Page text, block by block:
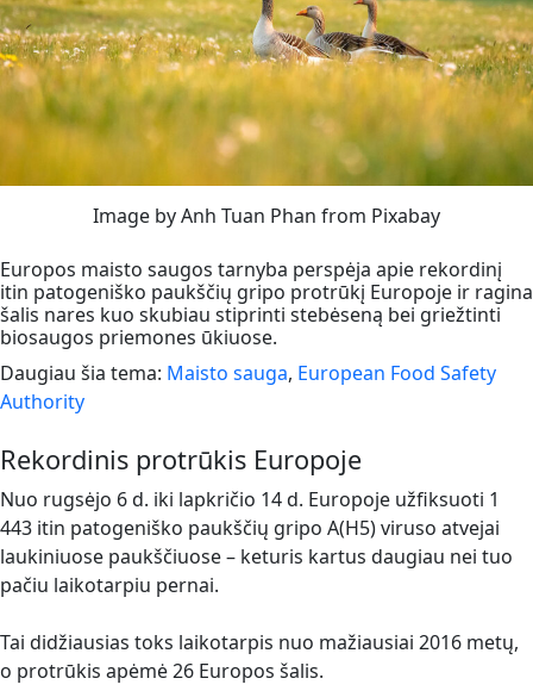
Image by Anh Tuan Phan from Pixabay
Europos maisto saugos tarnyba perspėja apie rekordinį
itin patogeniško paukščių gripo protrūkį Europoje ir ragina
šalis nares kuo skubiau stiprinti stebėseną bei griežtinti
biosaugos priemones ūkiuose.
Daugiau šia tema: Maisto sauga, European Food Safety
Authority
Rekordinis protrūkis Europoje
Nuo rugsėjo 6 d. iki lapkričio 14 d. Europoje užfiksuoti 1
443 itin patogeniško paukščių gripo A(H5) viruso atvejai
laukiniuose paukščiuose – keturis kartus daugiau nei tuo
pačiu laikotarpiu pernai.
Tai didžiausias toks laikotarpis nuo mažiausiai 2016 metų,
o protrūkis apėmė 26 Europos šalis.